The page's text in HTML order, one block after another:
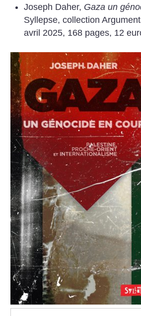
Joseph Daher, Gaza un
Syllepse, collection
avril 2025, 168 pages, 12